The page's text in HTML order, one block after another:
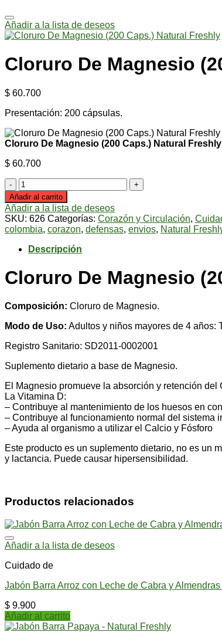
Añadir a la lista de deseos
Cloruro De Magnesio
$ 60.700
Presentación: 200 cápsulas.
Cloruro De Magnesio (200 Caps.) Natural Freshly
$ 60.700
Cloruro
De
Magnesio
(200
Caps.)
Natural
Freshly
cantidad
Añadir al carrito
Añadir a la lista de deseos
SKU: 626 Categorías: Corazón y Circulación,
colombia, corazon, defensas, envios, Natural
Descripción
Cloruro De Magnesio
Composición: Cloruro de Magnesio.
Modo de Uso: Adultos y niños mayores de 4 años:
Registro Sanitario: SD2011-0002001
Suplemento dietario a base de Magnesio.
El Magnesio promueve la absorción y retención del
La Vitamina D:
– Contribuye al mantenimiento de los huesos en
– Contribuye al funcionamiento normal del sistema
– Ayuda al organismo a utilizar el Calcio y Fósforo
Este producto es un suplemento dietario, no es un
y lactancia. Puede causar hipersensibilidad.
Productos relacionados
Añadir a la lista de deseos
Cuidado de
Jabón Barra Arroz con Leche de Cabra y
$ 9.900
Añadir al carrito